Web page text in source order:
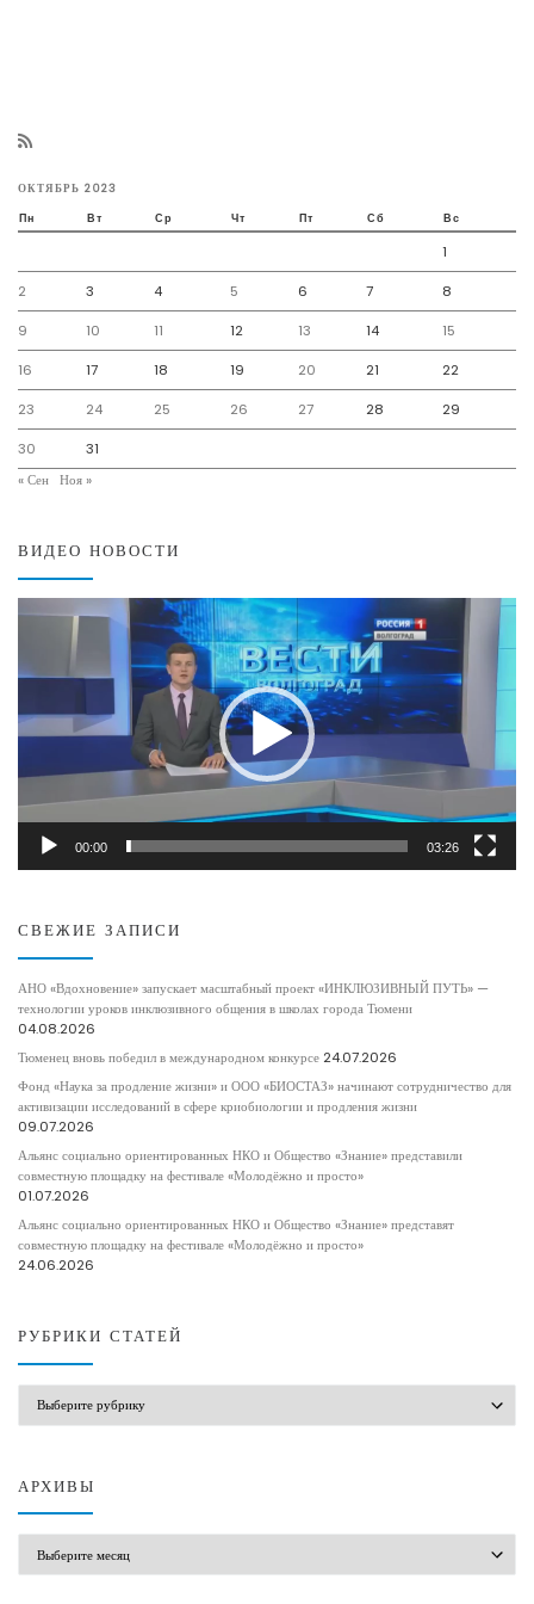
ОКТЯБРЬ 2023
Пн Вт Ср Чт Пт Сб Вс
1
2 3 4 5 6 7 8
9 10 11 12 13 14 15
16 17 18 19 20 21 22
23 24 25 26 27 28 29
30
31
« Сен Ноя »
ВИДЕО НОВОСТИ
00:00 03:26
СВЕЖИЕ ЗАПИСИ
АНО «Вдохновение» запускает масштабный проект «ИНКЛЮЗИВНЫЙ ПУТЬ» —
технологии уроков инклюзивного общения в школах города Тюмени
04.08.2026
Тюменец вновь победил в международном конкурсе 24.07.2026
Фонд «Наука за продление жизни» и ООО «БИОСТАЗ» начинают сотрудничество для
активизации исследований в сфере криобиологии и продления жизни
09.07.2026
Альянс социально ориентированных НКО и Общество «Знание» представили
совместную площадку на фестивале «Молодёжно и просто»
01.07.2026
Альянс социально ориентированных НКО и Общество «Знание» представят
совместную площадку на фестивале «Молодёжно и просто»
24.06.2026
РУБРИКИ СТАТЕЙ
АРХИВЫ